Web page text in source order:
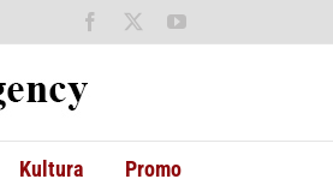
Facebook YouTube
Kultura Promo